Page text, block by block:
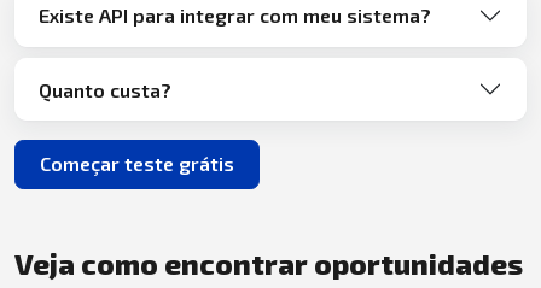
Existe API para integrar com meu sistema?
Quanto custa?
Começar teste grátis
Veja como encontrar oportunidades